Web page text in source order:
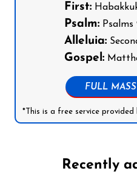
First:Habakkuk
Psalm:Psalms
Alleluia:
Gospel:
FULL
*This is a free service provided
Recently